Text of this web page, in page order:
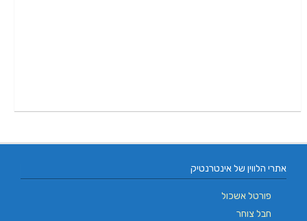
אתרי הלווין של אינטרנטיק
פורטל אשכול
חבל צוחר